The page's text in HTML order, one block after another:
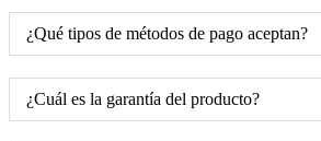
¿Qué tipos de métodos de pago aceptan?
¿Cuál es la garantía del producto?